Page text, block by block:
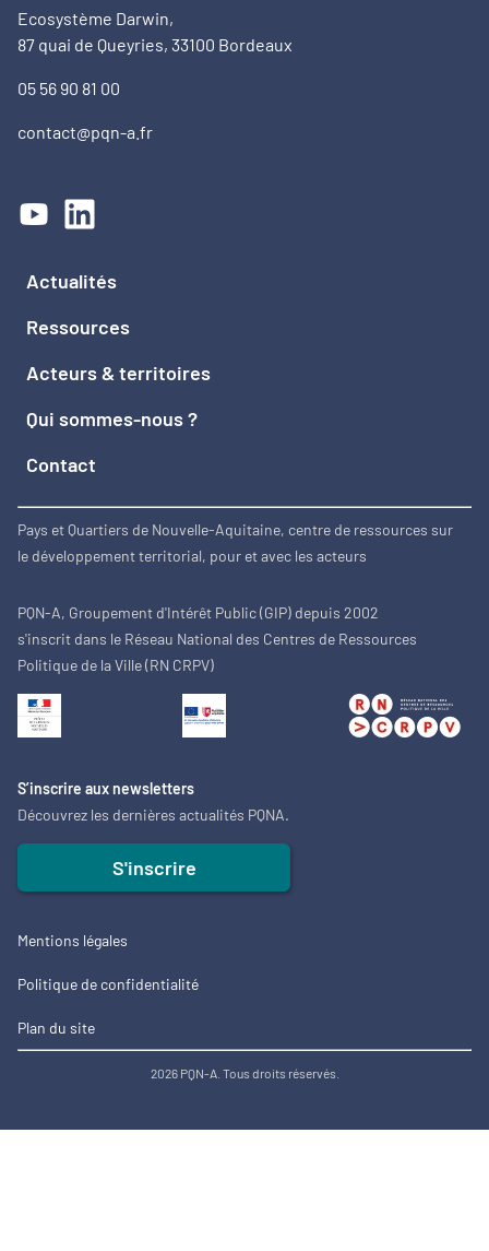
Ecosystème Darwin,
87 quai de Queyries, 33100 Bordeaux
05 56 90 81 00
contact@pqn-a.fr
Actualités
Ressources
Acteurs & territoires
Qui sommes-nous ?
Contact
Pays et Quartiers de Nouvelle-Aquitaine, centre de ressources sur
le développement territorial, pour et avec les acteurs
PQN-A, Groupement d'Intérêt Public (GIP) depuis 2002
s'inscrit dans le Réseau National des Centres de Ressources
Politique de la Ville (RN CRPV)
S’inscrire aux newsletters
Découvrez les dernières actualités PQNA.
S'inscrire
Mentions légales
Politique de confidentialité
Plan du site
2026 PQN-A. Tous droits réservés.